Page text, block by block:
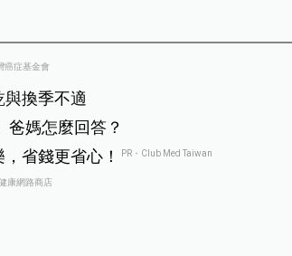
癌症基金會
換季不適
爸媽怎麼回答？
省錢更省心！
PR・Club Med Taiwan
康網路商店